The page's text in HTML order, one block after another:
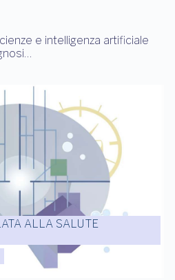
e intelligenza artificiale
ALLA SALUTE